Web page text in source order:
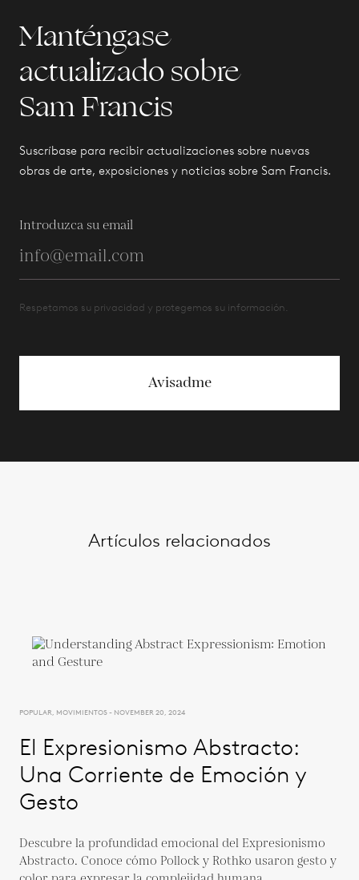
Manténgase
actualizado sobre
Sam Francis
Suscríbase para recibir actualizaciones sobre nuevas
obras de arte, exposiciones y noticias sobre Sam Francis.
Introduzca su email
Respetamos su privacidad y protegemos su información.
Avisadme
Artículos relacionados
POPULAR, MOVIMIENTOS - NOVEMBER 20, 2024
El Expresionismo Abstracto:
Una Corriente de Emoción y
Gesto
Descubre la profundidad emocional del Expresionismo
Abstracto. Conoce cómo Pollock y Rothko usaron gesto y